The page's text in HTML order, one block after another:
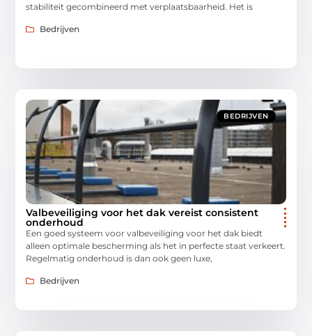
stabiliteit gecombineerd met verplaatsbaarheid. Het is
Bedrijven
BEDRIJVEN
Valbeveiliging voor het dak vereist consistent
onderhoud
Een goed systeem voor valbeveiliging voor het dak biedt
alleen optimale bescherming als het in perfecte staat verkeert.
Regelmatig onderhoud is dan ook geen luxe,
Bedrijven